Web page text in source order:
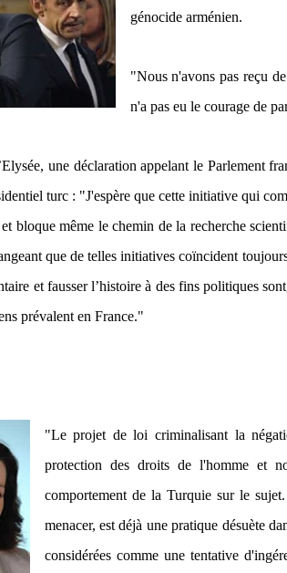
génocide arménien.
"Nous n'avons pas reçu
n'a pas eu le courage de
une déclaration appelant le Parlement
turc : "J'espère que cette initiative qui
bloque même le chemin de la recherche
que de telles initiatives coïncident
et fausser l’histoire à des fins politiques
prévalent en France."
"Le projet de loi criminalisant la
protection des droits de l'homme et
comportement de la Turquie sur le
menacer, est déjà une pratique désuète
considérées comme une tentative